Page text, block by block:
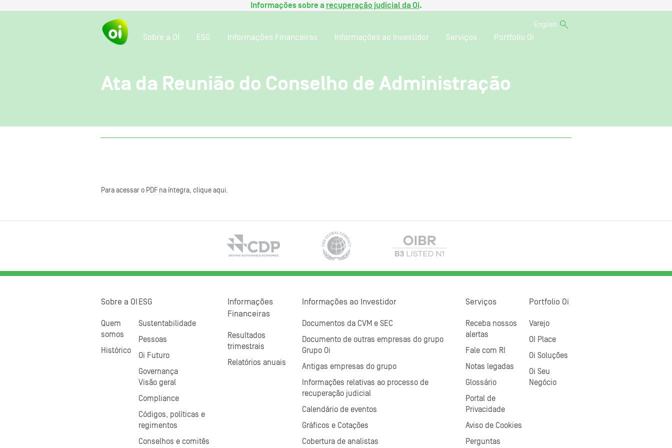
Informações sobre a recuperação judicial da Oi.
English
Sobre a OI ESG Informações Financeiras Informações ao Investidor Serviços Portfolio Oi
Ata da Reunião do Conselho de Administração
Para acessar o PDF na íntegra, clique aqui.
Sobre a OI
Quem
somos
Histórico
ESG
Sustentabilidade
Pessoas
Oi Futuro
Governança
Visão geral
Compliance
Códigos, políticas e
regimentos
Conselhos e comitês
Informações
Financeiras
Resultados
trimestrais
Relatórios anuais
Informações ao Investidor
Documentos da CVM e SEC
Documento de outras empresas do grupo
Grupo Oi
Antigas empresas do grupo
Informações relativas ao processo de
recuperação judicial
Calendário de eventos
Gráficos e Cotações
Cobertura de analistas
Serviços
Receba nossos
alertas
Fale com RI
Notas legadas
Glossário
Portal de
Privacidade
Aviso de Cookies
Perguntas
Portfolio Oi
Varejo
OI Place
Oi Soluções
Oi Seu
Negócio